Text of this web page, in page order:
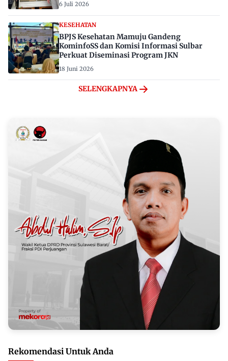
6 Juli 2026
KESEHATAN
BPJS Kesehatan Mamuju Gandeng
KominfoSS dan Komisi Informasi Sulbar
Perkuat Diseminasi Program JKN
18 Juni 2026
SELENGKAPNYA
Rekomendasi Untuk Anda